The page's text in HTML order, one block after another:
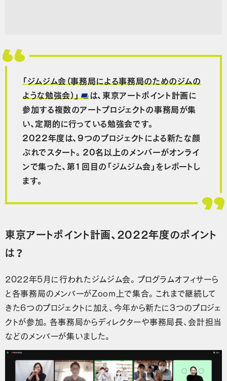
「ジムジム会（事務局による事務局のためのジムの
ような勉強会）」
は、東京アートポイント計画に
参加する複数のアートプロジェクトの事務局が集
い、定期的に行っている勉強会です。
2022年度は、9つのプロジェクトによる新たな顔
ぶれでスタート。20名以上のメンバーがオンライ
ンで集った、第1回目の「ジムジム会」をレポートし
ます。
東京アートポイント計画、2022年度のポイント
は？
2022年5月に行われたジムジム会。プログラムオフィサーら
と各事務局のメンバーがZoom上で集合。これまで継続して
きた6つのプロジェクトに加え、今年から新たに3つのプロジェ
クトが参加。各事務局からディレクターや事務局長、会計担当
などのメンバーが集いました。